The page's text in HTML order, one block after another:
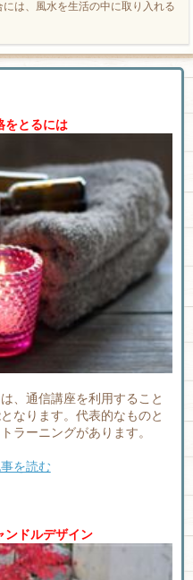
は、風水を生活の中に取り入れる
をとるには
、通信講座を利用すること
なります。代表的なものと
ラーニングがあります。
を読む
ンドルデザイン